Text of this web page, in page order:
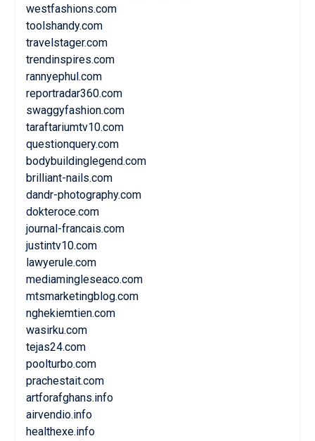
westfashions.com
toolshandy.com
travelstager.com
trendinspires.com
rannyephul.com
reportradar360.com
swaggyfashion.com
taraftariumtv10.com
questionquery.com
bodybuildinglegend.com
brilliant-nails.com
dandr-photography.com
dokteroce.com
journal-francais.com
justintv10.com
lawyerule.com
mediamingleseaco.com
mtsmarketingblog.com
nghekiemtien.com
wasirku.com
tejas24.com
poolturbo.com
prachestait.com
artforafghans.info
airvendio.info
healthexe.info